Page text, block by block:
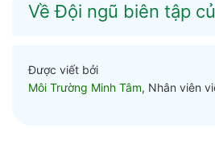
Về Đội ngũ biên tập
Được viết bởi
Môi Trường Minh Tâm, Nhân viên